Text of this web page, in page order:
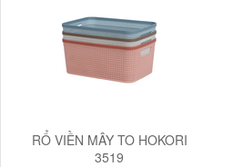
RỔ VIỀN MÂY TO HOKORI
3519